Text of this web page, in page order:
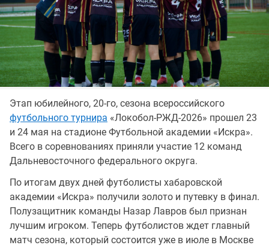
Этап юбилейного, 20-го, сезона всероссийского
футбольного турнира «Локобол-РЖД-2026» прошел 23
и 24 мая на стадионе Футбольной академии «Искра».
Всего в соревнованиях приняли участие 12 команд
Дальневосточного федерального округа.
По итогам двух дней футболисты хабаровской
академии «Искра» получили золото и путевку в финал.
Полузащитник команды Назар Лавров был признан
лучшим игроком. Теперь футболистов ждет главный
матч сезона, который состоится уже в июле в Москве